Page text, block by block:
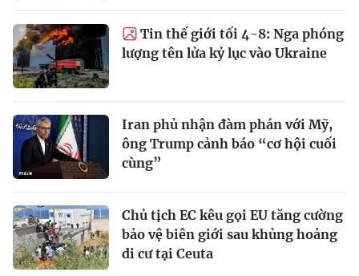
Tin thế giới tối 4-8: Nga phóng
lượng tên lửa kỷ lục vào Ukraine
Iran phủ nhận đàm phán với Mỹ,
ông Trump cảnh báo “cơ hội cuối
cùng”
Chủ tịch EC kêu gọi EU tăng cường
bảo vệ biên giới sau khủng hoảng
di cư tại Ceuta